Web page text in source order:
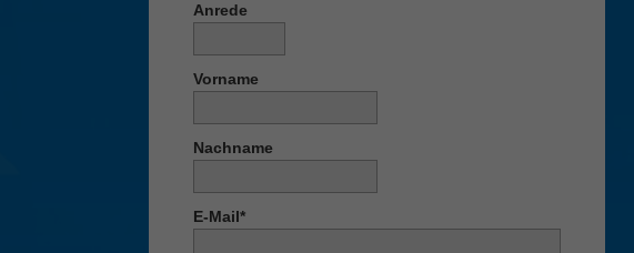
Anrede
Vorname
Nachname
E-Mail*